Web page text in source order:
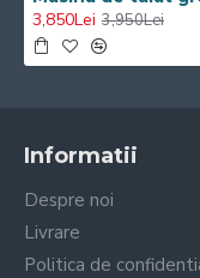
3,850Lei 3,950Lei
Informatii
Despre noi
Livrare
Politica de